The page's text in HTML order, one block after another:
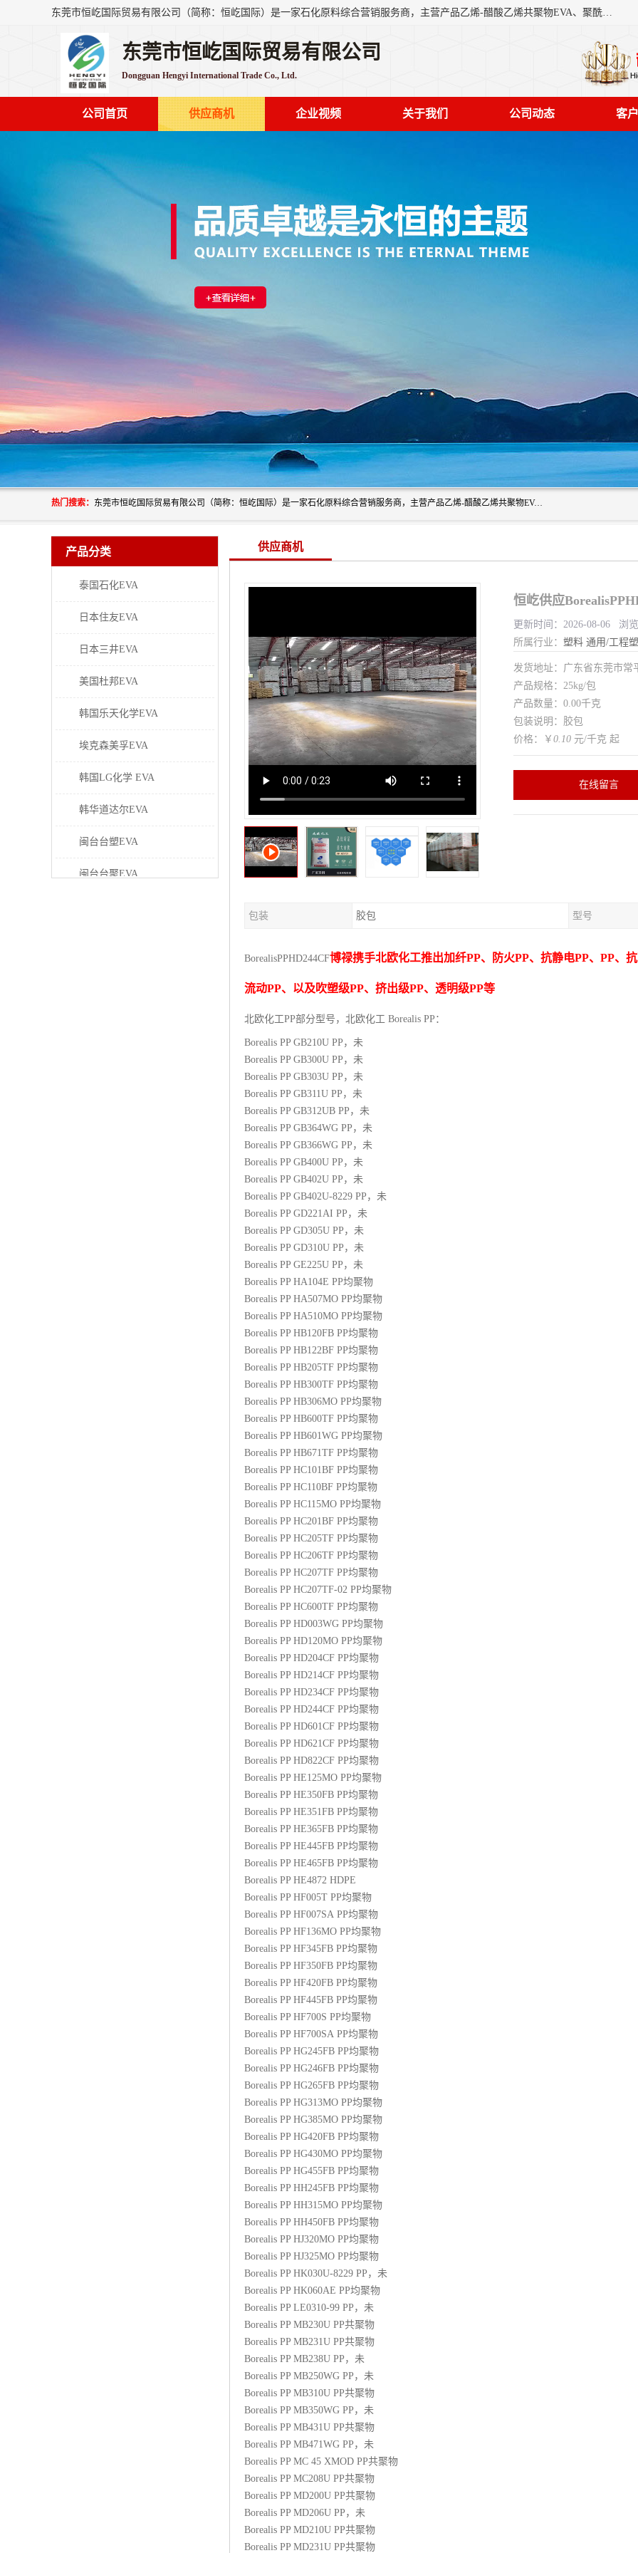
东莞市恒屹国际贸易有限公司（简称：恒屹国际）是一家石化原料综合营销服务商，主营产品乙烯-醋酸乙烯共聚物EVA、聚酰胺PA（尼龙）、醚酯型热塑弹性体TPEE等，公司秉承以市场为导向的战略思想，致力于大宗石化原料在中国市场的营销服务业务，为客户提供一站式的全面服务。
东莞市恒屹国际贸易有限公司
Dongguan Hengyi International Trade Co., Ltd.
公司首页 供应商机 企业视频 关于我们 公司动态 客
热门搜索： 东莞市恒屹国际贸易有限公司（简称：恒屹国际）是一家石化原料综合营销服务商，主营产品乙烯-醋酸乙烯共聚物EVA、聚酰胺PA（尼龙）、醚酯型热塑弹性体TPEE等，公司秉承以市场为导向的战略思想，致力于大宗石化原料在中国市场的营销服务业务，为客户提供一站式的全面服务。
产品分类
泰国石化EVA
日本住友EVA
日本三井EVA
美国杜邦EVA
韩国乐天化学EVA
埃克森美孚EVA
韩国LG化学 EVA
韩华道达尔EVA
闽台台塑EVA
闽台台聚EVA
供应商机
恒屹供应
更新时间：2026-08-06 浏
所属行业： 塑料 通用/工程
发货地址：广东省东莞市常
产品规格：25kg/包
产品数量：0.00千克
包装说明：胶包
价格：￥ 0.10 元/千克 起
在线留言
包装 胶包 型号
BorealisPPHD244CF博禄携手北欧化工推出加纤PP、防火PP、抗静电PP、 PP、
流动PP、以及吹塑级PP、挤出级PP、透明级PP等
北欧化工PP部分型号，北欧化工 Borealis PP：
Borealis PP GB210U PP ，未
Borealis PP GB300U PP ，未
Borealis PP GB303U PP ，未
Borealis PP GB311U PP ，未
Borealis PP GB312UB PP ，未
Borealis PP GB364WG PP ，未
Borealis PP GB366WG PP ，未
Borealis PP GB400U PP ，未
Borealis PP GB402U PP ，未
Borealis PP GB402U-8229 PP ，未
Borealis PP GD221AI PP ，未
Borealis PP GD305U PP ，未
Borealis PP GD310U PP ，未
Borealis PP GE225U PP ，未
Borealis PP HA104E PP均聚物
Borealis PP HA507MO PP均聚物
Borealis PP HA510MO PP均聚物
Borealis PP HB120FB PP均聚物
Borealis PP HB122BF PP均聚物
Borealis PP HB205TF PP均聚物
Borealis PP HB300TF PP均聚物
Borealis PP HB306MO PP均聚物
Borealis PP HB600TF PP均聚物
Borealis PP HB601WG PP均聚物
Borealis PP HB671TF PP均聚物
Borealis PP HC101BF PP均聚物
Borealis PP HC110BF PP均聚物
Borealis PP HC115MO PP均聚物
Borealis PP HC201BF PP均聚物
Borealis PP HC205TF PP均聚物
Borealis PP HC206TF PP均聚物
Borealis PP HC207TF PP均聚物
Borealis PP HC207TF-02 PP均聚物
Borealis PP HC600TF PP均聚物
Borealis PP HD003WG PP均聚物
Borealis PP HD120MO PP均聚物
Borealis PP HD204CF PP均聚物
Borealis PP HD214CF PP均聚物
Borealis PP HD234CF PP均聚物
Borealis PP HD244CF PP均聚物
Borealis PP HD601CF PP均聚物
Borealis PP HD621CF PP均聚物
Borealis PP HD822CF PP均聚物
Borealis PP HE125MO PP均聚物
Borealis PP HE350FB PP均聚物
Borealis PP HE351FB PP均聚物
Borealis PP HE365FB PP均聚物
Borealis PP HE445FB PP均聚物
Borealis PP HE465FB PP均聚物
Borealis PP HE4872 HDPE
Borealis PP HF005T PP均聚物
Borealis PP HF007SA PP均聚物
Borealis PP HF136MO PP均聚物
Borealis PP HF345FB PP均聚物
Borealis PP HF350FB PP均聚物
Borealis PP HF420FB PP均聚物
Borealis PP HF445FB PP均聚物
Borealis PP HF700S PP均聚物
Borealis PP HF700SA PP均聚物
Borealis PP HG245FB PP均聚物
Borealis PP HG246FB PP均聚物
Borealis PP HG265FB PP均聚物
Borealis PP HG313MO PP均聚物
Borealis PP HG385MO PP均聚物
Borealis PP HG420FB PP均聚物
Borealis PP HG430MO PP均聚物
Borealis PP HG455FB PP均聚物
Borealis PP HH245FB PP均聚物
Borealis PP HH315MO PP均聚物
Borealis PP HH450FB PP均聚物
Borealis PP HJ320MO PP均聚物
Borealis PP HJ325MO PP均聚物
Borealis PP HK030U-8229 PP ，未
Borealis PP HK060AE PP均聚物
Borealis PP LE0310-99 PP ，未
Borealis PP MB230U PP共聚物
Borealis PP MB231U PP共聚物
Borealis PP MB238U PP ，未
Borealis PP MB250WG PP ，未
Borealis PP MB310U PP共聚物
Borealis PP MB350WG PP ，未
Borealis PP MB431U PP共聚物
Borealis PP MB471WG PP ，未
Borealis PP MC 45 XMOD PP共聚物
Borealis PP MC208U PP共聚物
Borealis PP MD200U PP共聚物
Borealis PP MD206U PP ，未
Borealis PP MD210U PP共聚物
Borealis PP MD231U PP共聚物